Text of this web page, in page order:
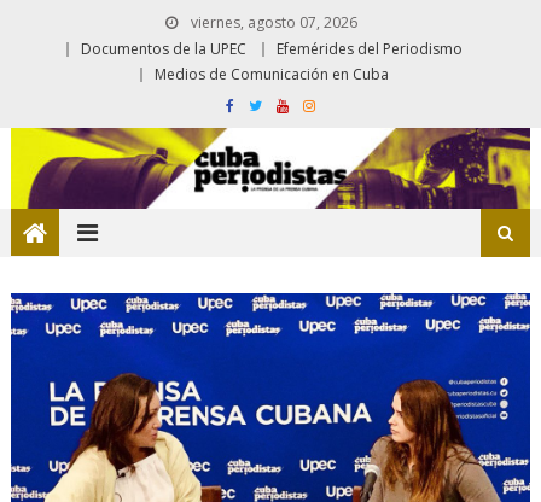
viernes, agosto 07, 2026
Documentos de la UPEC
Efemérides del Periodismo
Medios de Comunicación en Cuba